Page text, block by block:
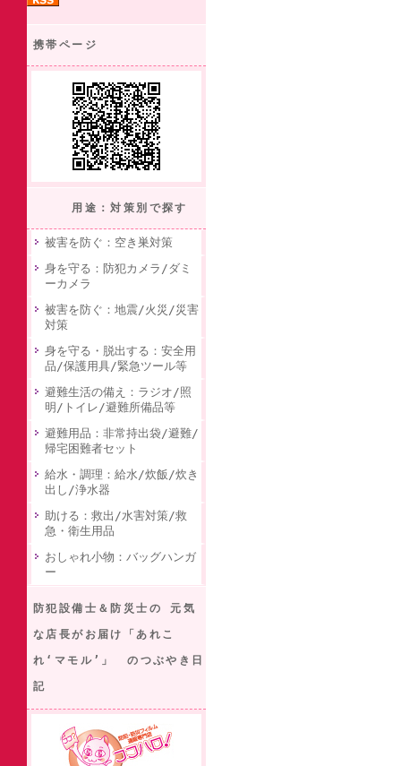
携帯ページ
用途：対策別で探す
被害を防ぐ：空き巣対策
身を守る：防犯カメラ/ダミ
ーカメラ
被害を防ぐ：地震/火災/災害
対策
身を守る・脱出する：安全用
品/保護用具/緊急ツール等
避難生活の備え：ラジオ/照
明/トイレ/避難所備品等
避難用品：非常持出袋/避難/
帰宅困難者セット
給水・調理：給水/炊飯/炊き
出し/浄水器
助ける：救出/水害対策/救
急・衛生用品
おしゃれ小物：バッグハンガ
ー
防犯設備士＆防災士の 元気
な店長がお届け「あれこ
れ‘マモル’」 のつぶやき日
記